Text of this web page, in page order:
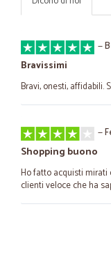
—
Bravissimi
Bravi, onesti, affidabili.
—
Shopping buono
Ho fatto acquisti
clienti veloce che ha